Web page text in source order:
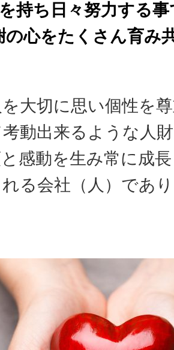
持ち日々努力する
の心をたくさん育み
大切に思い個性を
動出来るような人
感動を生み常に成
れる会社（人）であ